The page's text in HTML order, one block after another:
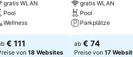
gratis WLAN
Pool
Wellness
€ 111
von 18 Websites
gratis WLAN
Pool
Parkplätze
ab € 74
Preise von 17